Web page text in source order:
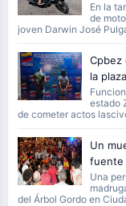
En la
de
joven Darwin José
Cpbez
la
estado
de cometer actos
Un
fuente
Una
del Árbol Gordo en